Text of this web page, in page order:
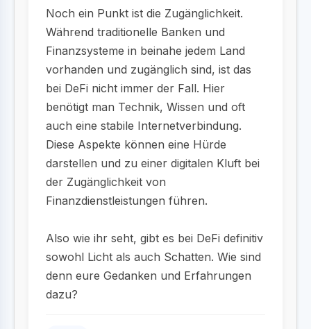
Noch ein Punkt ist die Zugänglichkeit.
Während traditionelle Banken und
Finanzsysteme in beinahe jedem Land
vorhanden und zugänglich sind, ist das
bei DeFi nicht immer der Fall. Hier
benötigt man Technik, Wissen und oft
auch eine stabile Internetverbindung.
Diese Aspekte können eine Hürde
darstellen und zu einer digitalen Kluft bei
der Zugänglichkeit von
Finanzdienstleistungen führen.
Also wie ihr seht, gibt es bei DeFi definitiv
sowohl Licht als auch Schatten. Wie sind
denn eure Gedanken und Erfahrungen
dazu?